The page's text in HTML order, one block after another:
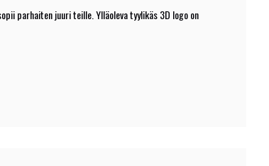
parhaiten juuri teille. Ylläoleva tyylikäs 3D logo on